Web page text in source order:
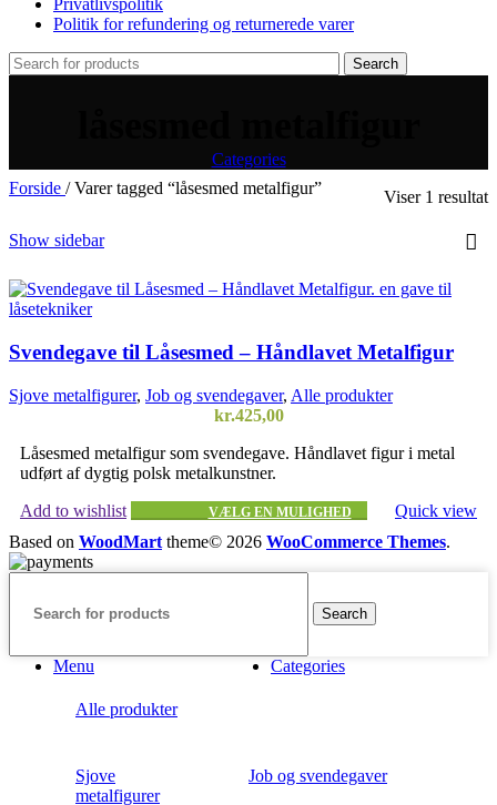
Privatlivspolitik
Politik for refundering og returnerede varer
Search
Categories
Forside / Varer tagged “låsesmed metalfigur” Viser 1 resultat
Show sidebar
Svendegave til Låsesmed – Håndlavet Metalfigur
Sjove metalfigurer, Job og svendegaver, Alle produkter
kr.425,00
Låsesmed metalfigur som svendegave. Håndlavet figur i metal
udført af dygtig polsk metalkunstner.
Add to wishlist
VÆLG EN MULIGHED
Quick view
Based on WoodMart theme© 2026 WooCommerce Themes.
Search
Menu Categories
Alle produkter
Sjove
metalfigurer
Job og svendegaver